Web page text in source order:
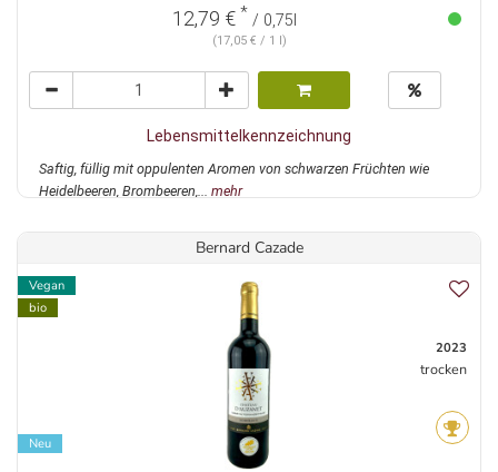
12,79 € * / 0,75l
(17,05 € / 1 l)
Lebensmittelkennzeichnung
Saftig, füllig mit oppulenten Aromen von schwarzen Früchten wie
Heidelbeeren, Brombeeren,... mehr
Bernard Cazade
Vegan
bio
Neu
2023
trocken